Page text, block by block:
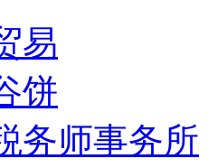
易
饼
务师事务所